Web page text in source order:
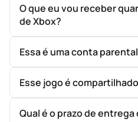
O que eu vou receber
de Xbox?
Essa é uma conta
Esse jogo é
Qual é o prazo de entrega